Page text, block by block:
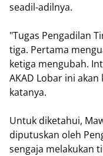
seadil-adilnya.
"Tugas Pengadilan
tiga. Pertama
ketiga mengubah.
AKAD Lobar ini
katanya.
Untuk diketahui,
diputuskan oleh
sengaja melakukan